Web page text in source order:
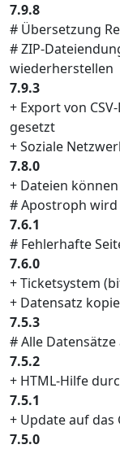
7.9.8
# Übersetzung
# ZIP-
wiederherstellen
7.9.3
+ Export von
gesetzt
+ Soziale
7.8.0
+ Dateien
# Apostroph
7.6.1
# Fehlerhafte
7.6.0
+ Ticketsystem
+ Datensatz
7.5.3
# Alle
7.5.2
+ HTML-Hilfe
7.5.1
+ Update auf das
7.5.0